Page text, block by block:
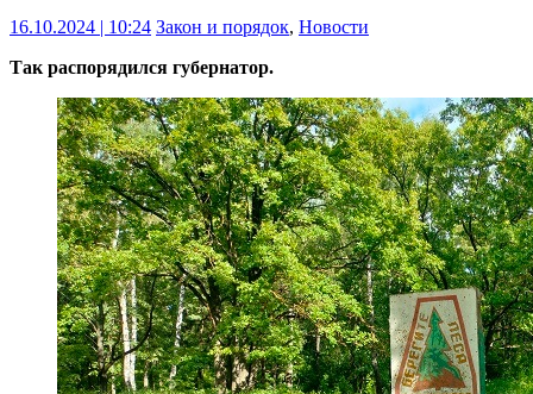
16.10.2024 | 10:24 Закон и порядок, Новости
Так распорядился губернатор.